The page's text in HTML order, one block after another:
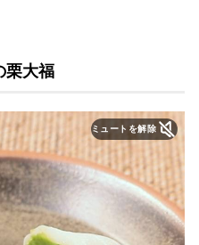
栗大福
ミュートを解除